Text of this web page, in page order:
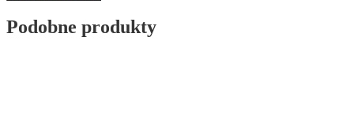
Podobne produkty